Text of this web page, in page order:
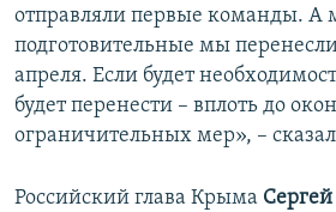
отправляли первые команды. А
подготовительные мы
апреля. Если будет
будет перенести – вплоть до
ограничительных мер», –
Российский глава Крыма